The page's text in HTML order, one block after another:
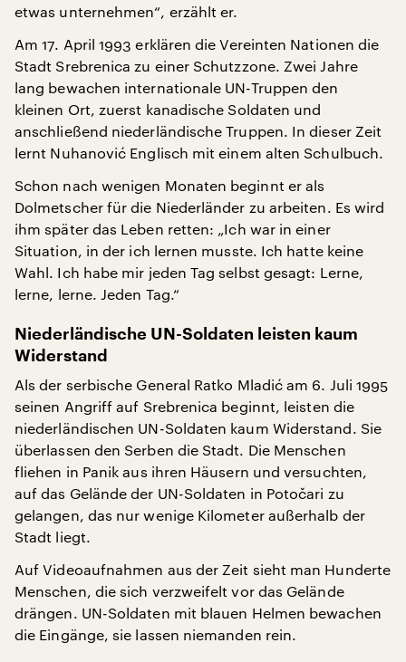
etwas unternehmen“, erzählt er.
Am 17. April 1993 erklären die Vereinten Nationen die
Stadt Srebrenica zu einer Schutzzone. Zwei Jahre
lang bewachen internationale UN-Truppen den
kleinen Ort, zuerst kanadische Soldaten und
anschließend niederländische Truppen. In dieser Zeit
lernt Nuhanović Englisch mit einem alten Schulbuch.
Schon nach wenigen Monaten beginnt er als
Dolmetscher für die Niederländer zu arbeiten. Es wird
ihm später das Leben retten: „Ich war in einer
Situation, in der ich lernen musste. Ich hatte keine
Wahl. Ich habe mir jeden Tag selbst gesagt: Lerne,
lerne, lerne. Jeden Tag.“
Niederländische UN-Soldaten leisten kaum
Widerstand
Als der serbische General Ratko Mladić am 6. Juli 1995
seinen Angriff auf Srebrenica beginnt, leisten die
niederländischen UN-Soldaten kaum Widerstand. Sie
überlassen den Serben die Stadt. Die Menschen
fliehen in Panik aus ihren Häusern und versuchten,
auf das Gelände der UN-Soldaten in Potočari zu
gelangen, das nur wenige Kilometer außerhalb der
Stadt liegt.
Auf Videoaufnahmen aus der Zeit sieht man Hunderte
Menschen, die sich verzweifelt vor das Gelände
drängen. UN-Soldaten mit blauen Helmen bewachen
die Eingänge, sie lassen niemanden rein.